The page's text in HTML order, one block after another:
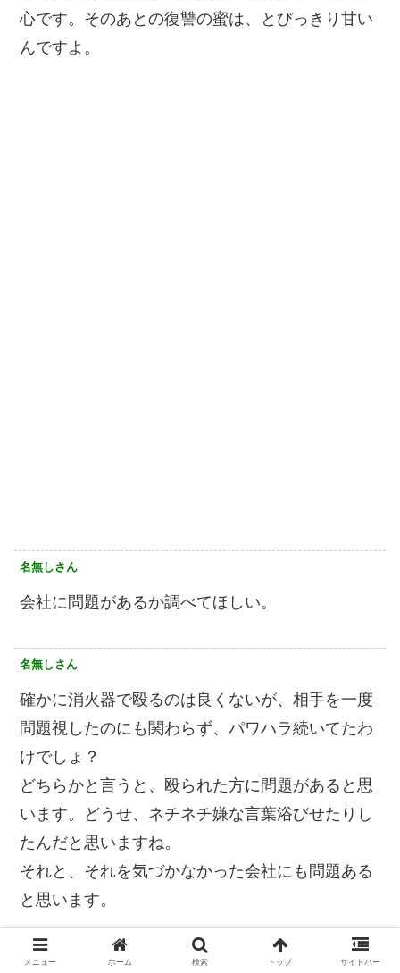
心です。そのあとの復讐の蜜は、とびっきり甘い
んですよ。
名無しさん
会社に問題があるか調べてほしい。
名無しさん
確かに消火器で殴るのは良くないが、相手を一度
問題視したのにも関わらず、パワハラ続いてたわ
けでしょ？
どちらかと言うと、殴られた方に問題があると思
います。どうせ、ネチネチ嫌な言葉浴びせたりし
たんだと思いますね。
それと、それを気づかなかった会社にも問題ある
と思います。
名無しさん
メニュー ホーム 検索 トップ サイドバー